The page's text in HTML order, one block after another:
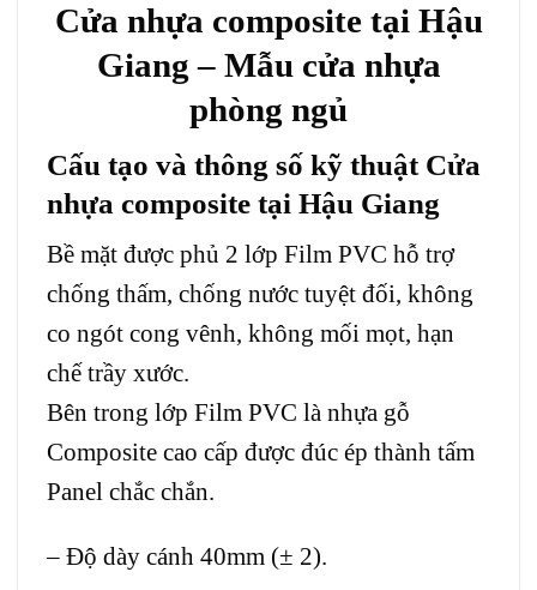
Cửa nhựa compositetại Hậu
Giang – Mẫu cửa nhựa
phòng ngủ
Cấu tạo và thông số kỹ thuật Cửa
nhựa composite tại Hậu Giang
Bề mặt được phủ 2 lớp Film PVC hỗ trợ
chống thấm, chống nước tuyệt đối, không
co ngót cong vênh, không mối mọt, hạn
chế trầy xước.
Bên trong lớp Film PVC là nhựa gỗ
Composite cao cấp được đúc ép thành tấm
Panel chắc chắn.
– Độ dày cánh 40mm (± 2).